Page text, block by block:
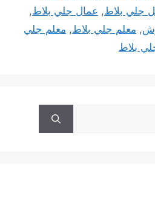
جلي بلاط, عمال جلي بلاط,
, معلم جلي بلاط, معلم جلي
بلاط